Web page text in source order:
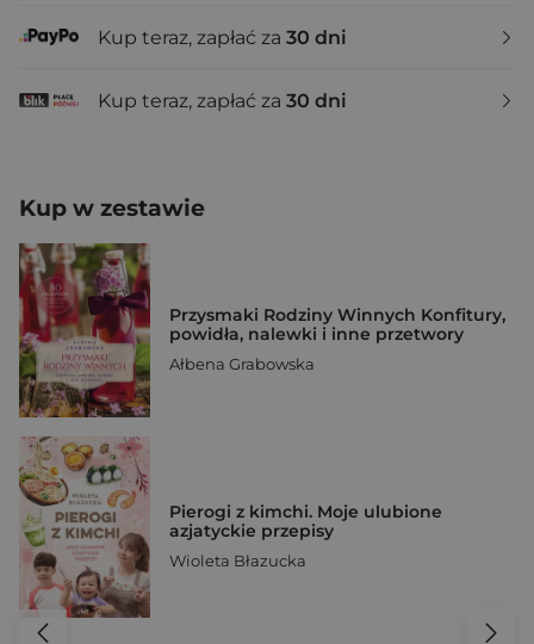
Kup teraz, zapłać za 30 dni
Kup teraz, zapłać za 30 dni
Kup w zestawie
Przysmaki Rodziny Winnych Konfitury,
powidła, nalewki i inne przetwory
Ałbena Grabowska
Pierogi z kimchi. Moje ulubione
azjatyckie przepisy
Wioleta Błazucka